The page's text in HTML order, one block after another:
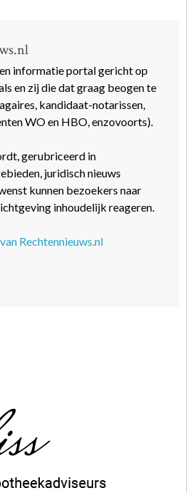
informatie portal gericht op
en zij die dat graag beogen te
kandidaat-notarissen,
WO en HBO, enzovoorts).
gerubriceerd in
juridisch nieuws
kunnen bezoekers naar
inhoudelijk reageren.
Rechtennieuws.nl